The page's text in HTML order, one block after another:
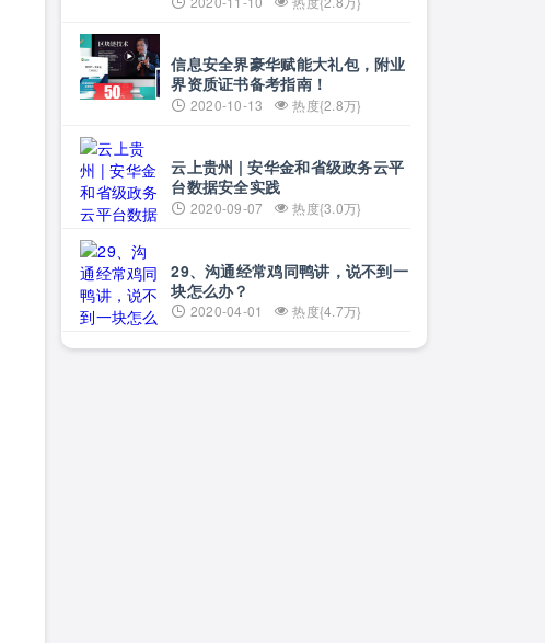
信息安全界豪华赋能大礼包，附业
界资质证书备考指南！
2020-10-13 热度{2.8万}
云上贵州 | 安华金和省级政务云平
台数据安全实践
2020-09-07 热度{3.0万}
29、沟通经常鸡同鸭讲，说不到一
块怎么办？
2020-04-01 热度{4.7万}